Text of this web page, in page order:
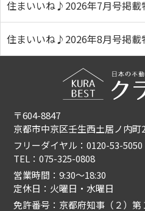
住まいいね♪2026年7月号掲載
住まいいね♪2026年8月号掲載
〒604-8847
京都市中京区壬生西土居ノ内
フリーダイヤル：0120-53-5050
TEL：075-325-0808
営業時間：9:30〜18:30
定休日：火曜日・水曜日
免許番号：京都府知事（２）第